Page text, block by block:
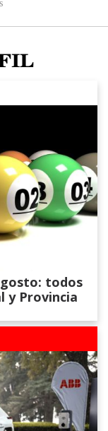
todos
y Provincia